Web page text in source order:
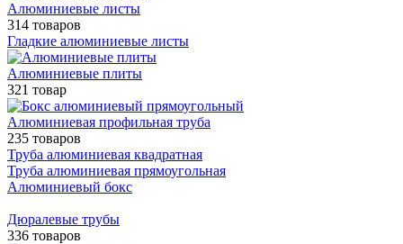
Алюминиевые листы
314 товаров
Гладкие алюминиевые листы
Алюминиевые плиты
321 товар
Алюминиевая профильная труба
235 товаров
Труба алюминиевая квадратная
Труба алюминиевая прямоугольная
Алюминиевый бокс
Дюралевые трубы
336 товаров